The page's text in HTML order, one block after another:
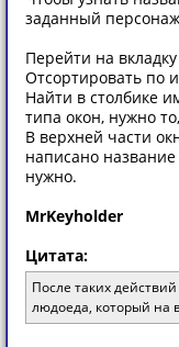
заданный
Перейти на вкладку
Отсортировать по
Найти в столбике
типа окон, нужно
В верхней части
написано название
нужно.
MrKeyholder
Цитата:
После таких
людоеда, который на